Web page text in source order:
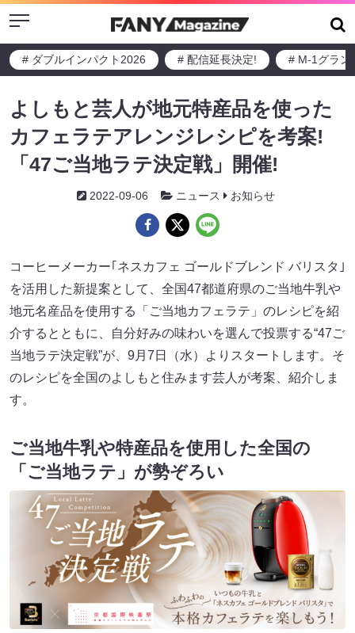
Menu
# ダブルインパクト2026 # 配信延長決定! # M-1グラン
よしもと芸人が地元特産品を使った
カフェラテアレンジレシピを考案!
「47ご当地ラテ決定戦」開催!
2022-09-06 ニュース お知らせ
コーヒーメーカー｢ネスカフェ ゴールドブレンド バリスタ｣
を活用した新提案として、全国47都道府県のご当地牛乳や
地元名産品を使用する「ご当地カフェラテ」のレシピを紹
介するとともに、自分好みの味わいを選んで投票する“47ご
当地ラテ決定戦”が、9月7日（水）よりスタートします。そ
のレシピを全国のよしもと住みます芸人が考案、紹介しま
す。
ご当地牛乳や特産品を使用した全国の
「ご当地ラテ」が勢ぞろい